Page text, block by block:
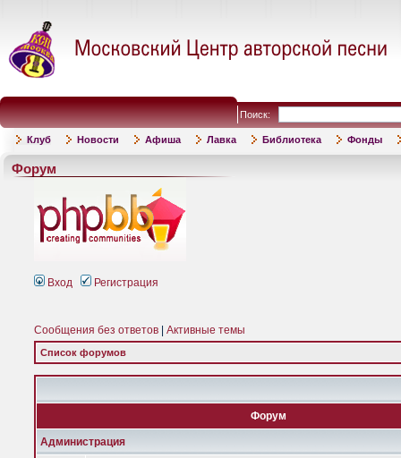
Поиск:
Клуб Новости Афиша Лавка Библиотека Фонды
Форум
Вход Регистрация
Сообщения без ответов Активные темы
Список форумов
Форум
Администрация